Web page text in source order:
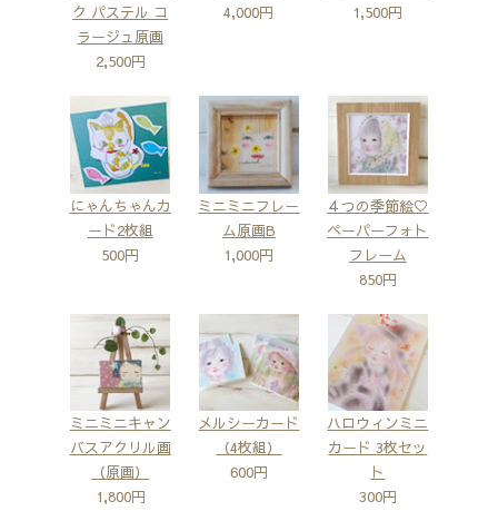
ク パステル コ
ラージュ原画
2,500円
4,000円
1,500円
にゃんちゃんカ
ード2枚組
500円
ミニミニフレー
ム原画B
1,000円
４つの季節絵♡
ペーパーフォト
フレーム
850円
ミニミニキャン
バスアクリル画
（原画）
1,800円
メルシーカード
（4枚組）
600円
ハロウィンミニ
カード 3枚セッ
ト
300円